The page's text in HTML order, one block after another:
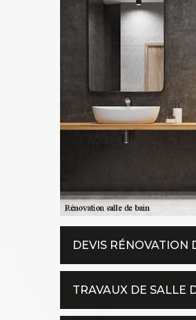
DEVIS RÉNOVATION
TRAVAUX DE SALLE